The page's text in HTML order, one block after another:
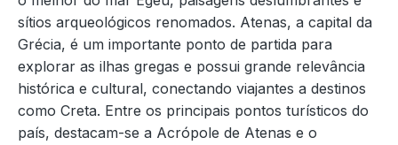
sítios arqueológicos renomados. Atenas, a capital da
Grécia, é um importante ponto de partida para
explorar as ilhas gregas e possui grande relevância
histórica e cultural, conectando viajantes a destinos
como Creta. Entre os principais pontos turísticos do
país, destacam-se a Acrópole de Atenas e o